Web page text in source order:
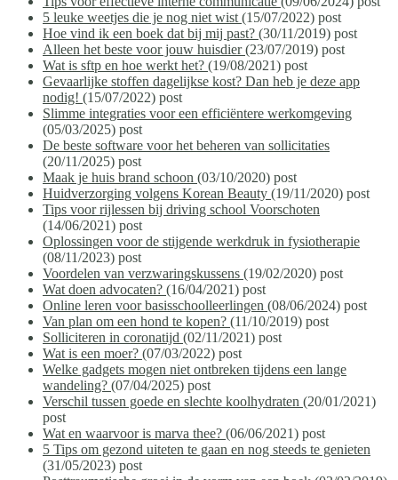
5 leuke weetjes die je nog niet wist (15/07/2022) post
Hoe vind ik een boek dat bij mij past? (30/11/2019) post
Alleen het beste voor jouw huisdier(23/07/2019) post
Wat is sftp en hoe werkt het? (19/08/2021) post
Gevaarlijke stoffen dagelijkse kost? Dan heb je deze app
nodig! (15/07/2022) post
Slimme integraties voor een efficiëntere werkomgeving
(05/03/2025) post
De beste software voor het beheren van sollicitaties
(20/11/2025) post
Maak je huis brand schoon (03/10/2020) post
Huidverzorging volgens Korean Beauty (19/11/2020) post
Tips voor rijlessen bij driving school Voorschoten
(14/06/2021) post
Oplossingen voor de stijgende werkdruk in fysiotherapie
(08/11/2023) post
Voordelen van verzwaringskussens (19/02/2020) post
Wat doen advocaten? (16/04/2021) post
Online leren voor basisschoolleerlingen (08/06/2024) post
Van plan om een hond te kopen? (11/10/2019) post
Solliciteren in coronatijd (02/11/2021) post
Wat is een moer? (07/03/2022) post
Welke gadgets mogen niet ontbreken tijdens een lange
wandeling? (07/04/2025) post
Verschil tussen goede en slechte koolhydraten (20/01/2021)
post
Wat en waarvoor is marva thee? (06/06/2021) post
5 Tips om gezond uiteten te gaan en nog steeds te genieten
(31/05/2023) post